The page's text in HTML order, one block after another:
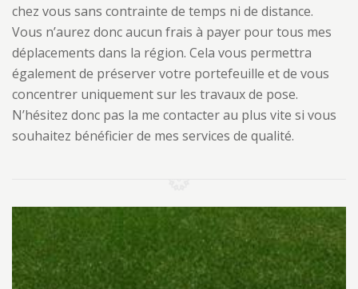
chez vous sans contrainte de temps ni de distance.
Vous n’aurez donc aucun frais à payer pour tous mes
déplacements dans la région. Cela vous permettra
également de préserver votre portefeuille et de vous
concentrer uniquement sur les travaux de pose.
N’hésitez donc pas la me contacter au plus vite si vous
souhaitez bénéficier de mes services de qualité.